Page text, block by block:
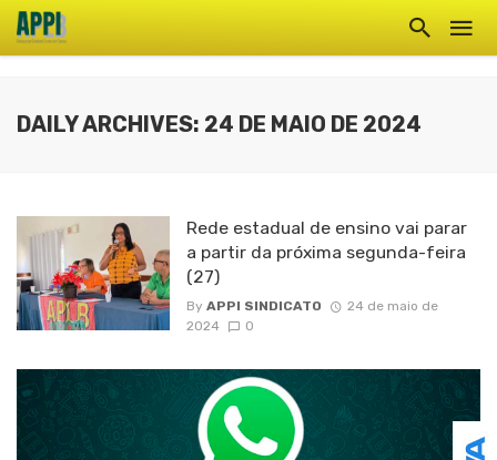
DAILY ARCHIVES: 24 DE MAIO DE 2024
Rede estadual de ensino vai parar
a partir da próxima segunda-feira
(27)
By APPI SINDICATO
24 de maio de
2024
0